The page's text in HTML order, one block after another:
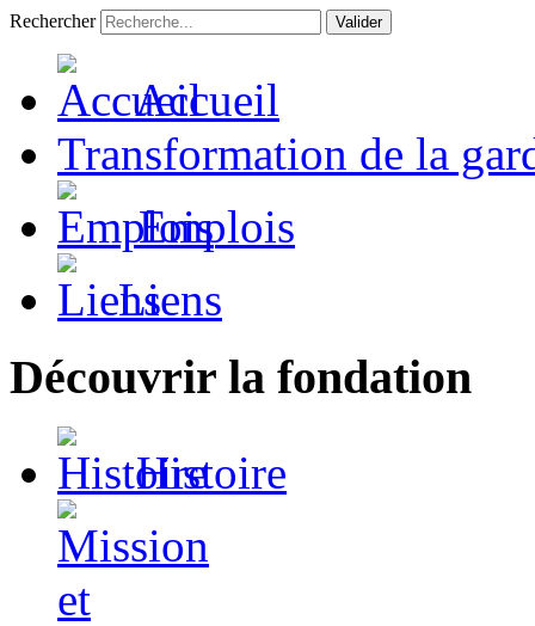
Rechercher Valider
Accueil
Transformation de la
Emplois
Liens
Découvrir la fondation
Histoire